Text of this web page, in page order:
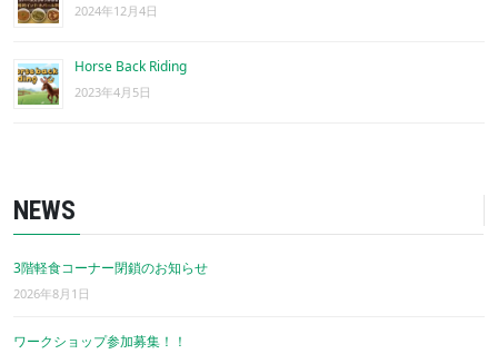
2024年12月4日
Horse Back Riding
2023年4月5日
NEWS
3階軽食コーナー閉鎖のお知らせ
2026年8月1日
ワークショップ参加募集！！